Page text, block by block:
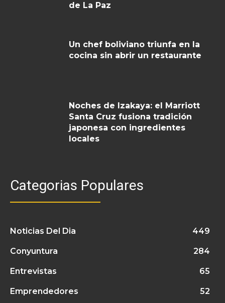
de La Paz
Un chef boliviano triunfa en la
cocina sin abrir un restaurante
Noches de Izakaya: el Marriott
Santa Cruz fusiona tradición
japonesa con ingredientes
locales
Categorias Populares
Noticias Del Dia 449
Conyuntura 284
Entrevistas 65
Emprendedores 52